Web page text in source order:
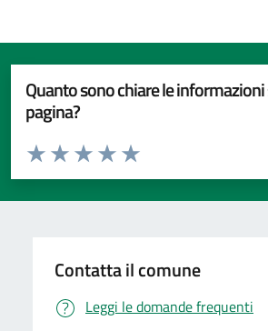
Quanto sono chiare le
pagina?
Valuta da 1 a 5 stelle la pagina
Valuta 5 stelle su 5
Valuta 4 stelle su 5
Valuta 3 stelle su 5
Valuta 2 stelle su 5
Valuta 1 stelle su 5
Contatta il comune
Leggi le domande frequenti